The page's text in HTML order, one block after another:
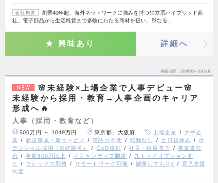
会社概要
創業40年超、海外ネットワークに強みを持つ独立系ハイブリッド商
社。電子部品から生活雑貨まで多岐にわたる商材を扱い、単なる…
興味あり 詳細へ
掲載期間 26/08/03～26/08/16
NEW
🌸未経験×上場企業で人事デビュー🌸
未経験から採用・教育→人事企画のキャリア
形成へ🔥
人事（採用・教育など）
500万円 ～ 1049万円 東京都、大阪府 上場企業
大手企
業
新規事業・新サービス 英語力不問 転勤なし 土日祝休み
ポ
テンシャル採用（未経験可）
CxO候補 社長・役員直下
事業責任
者
年収600万以上 インセンティブ制度
ストックオプションあ
り
フレックス勤務 リモートワーク可能 副業してもOK
育児支援
制度